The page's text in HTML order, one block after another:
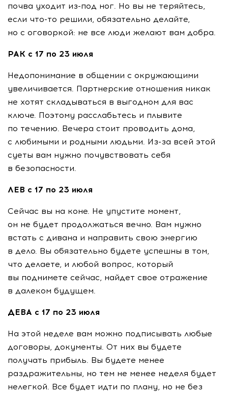
почва уходит из-под ног. Но вы не теряйтесь,
если что-то решили, обязательно делайте,
но с оговоркой: не все люди желают вам добра.
РАК с 17 по 23 июля
Недопонимание в общении с окружающими
увеличивается. Партнерские отношения никак
не хотят складываться в выгодном для вас
ключе. Поэтому расслабьтесь и плывите
по течению. Вечера стоит проводить дома,
с любимыми и родными людьми. Из-за всей этой
суеты вам нужно почувствовать себя
в безопасности.
ЛЕВ с 17 по 23 июля
Сейчас вы на коне. Не упустите момент,
он не будет продолжаться вечно. Вам нужно
встать с дивана и направить свою энергию
в дело. Вы обязательно будете успешны в том,
что делаете, и любой вопрос, который
вы поднимете сейчас, найдет свое отражение
в далеком будущем.
ДЕВА с 17 по 23 июля
На этой неделе вам можно подписывать любые
договоры, документы. От них вы будете
получать прибыль. Вы будете менее
раздражительны, но тем не менее неделя будет
нелегкой. Все будет идти по плану, но не без